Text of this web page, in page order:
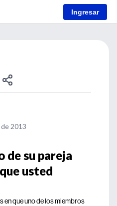
Ingresar
2013
de su pareja
usted
en que uno de los miembros